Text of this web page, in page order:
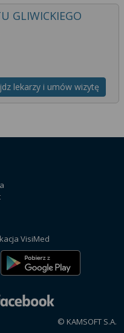
GLIWICKIEGO
lekarzy i umów wizytę
VisiMed
© KAMSOFT S.A.